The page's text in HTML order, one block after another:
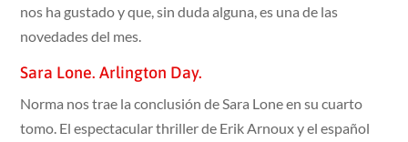
nos ha gustado y que, sin duda alguna, es una de las
novedades del mes.
Sara Lone. Arlington Day.
Norma nos trae la conclusión de Sara Lone en su cuarto
tomo. El espectacular thriller de Erik Arnoux y el español